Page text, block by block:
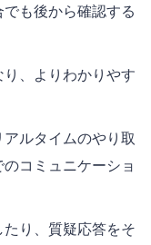
も後から確認する
、よりわかりやす
ルタイムのやり取
コミュニケーショ
り、質疑応答をそ